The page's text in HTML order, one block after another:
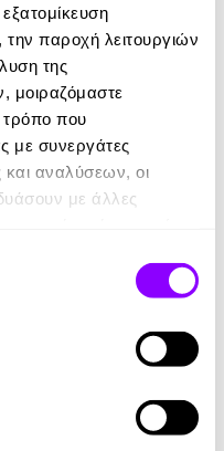
την παροχή λειτουργιών
της
μοιραζόμαστε
που
με συνεργάτες
αναλύσεων, οι
με άλλες